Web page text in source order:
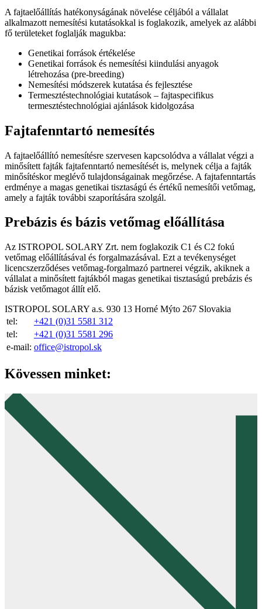
A fajtaelőállítás hatékonyságának növelése céljából a vállalat
alkalmazott nemesítési kutatásokkal is foglakozik, amelyek az alábbi
fő területeket foglalják magukba:
Genetikai források értékelése
Genetikai források és nemesítési kiindulási anyagok
létrehozása (pre-breeding)
Nemesítési módszerek kutatása és fejlesztése
Termesztéstechnológiai kutatások – fajtaspecifikus
termesztéstechnológiai ajánlások kidolgozása
Fajtafenntartó nemesítés
A fajtaelőállító nemesítésre szervesen kapcsolódva a vállalat végzi a
minősített fajták fajtafenntartó nemesítését is, melynek célja a fajták
minősítéskor meglévő tulajdonságainak megőrzése. A fajtafenntartás
erdménye a magas genetikai tisztaságú és értékű nemesítői vetőmag,
amely a fajták további szaporítására szolgál.
Prebázis és bázis vetőmag előállítása
Az ISTROPOL SOLARY Zrt. nem foglakozik C1 és C2 fokú
vetőmag előállításával és forgalmazásával. Ezt a tevékenységet
licencszerződéses vetőmag-forgalmazó partnerei végzik, akiknek a
vállalat a minősített fajtákból magas genetikai tisztaságú prebázis és
bázisk vetőmagot állít elő.
ISTROPOL SOLARY a.s. 930 13 Horné Mýto 267 Slovakia
tel:
+421 (0)31 5581 312
tel:
+421 (0)31 5581 296
e-mail: office@istropol.sk
Kövessen minket: